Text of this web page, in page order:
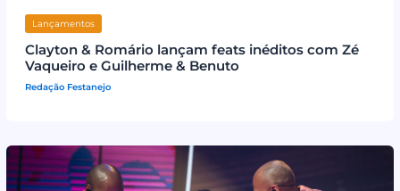
Lançamentos
Clayton & Romário lançam feats inéditos com Zé
Vaqueiro e Guilherme & Benuto
Redação Festanejo